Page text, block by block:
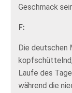
Geschmack
F:
Die deutschen
Laufe des
während die